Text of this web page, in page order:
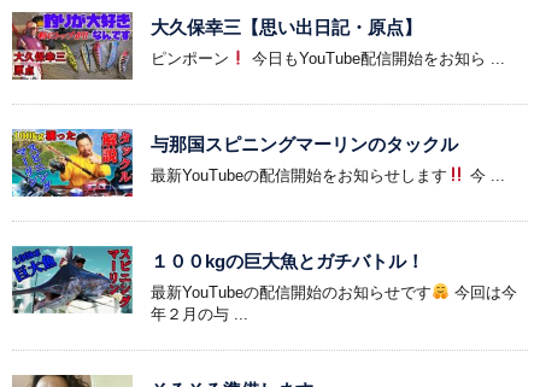
大久保幸三【思い出日記・原点】
ピンポーン 今日もYouTube配信開始をお知ら ...
与那国スピニングマーリンのタックル
最新YouTubeの配信開始をお知らせします 今 ...
１００kgの巨大魚とガチバトル！
最新YouTubeの配信開始のお知らせです
今回は今
年２月の与 ...